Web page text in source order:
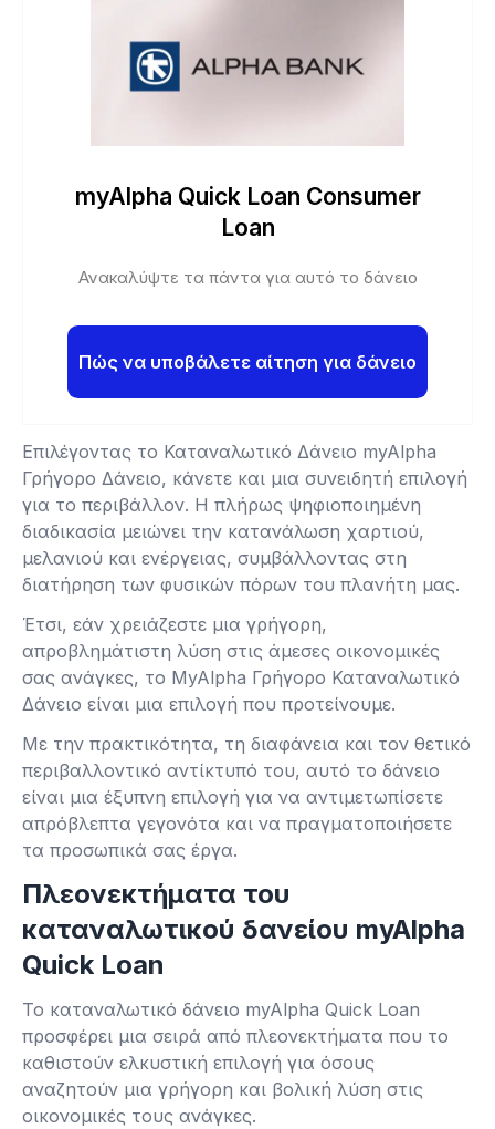
myAlpha Quick Loan Consumer
Loan
Ανακαλύψτε τα πάντα για αυτό το δάνειο
Πώς να υποβάλετε αίτηση για δάνειο
Επιλέγοντας το Καταναλωτικό Δάνειο myAlpha
Γρήγορο Δάνειο, κάνετε και μια συνειδητή επιλογή
για το περιβάλλον. Η πλήρως ψηφιοποιημένη
διαδικασία μειώνει την κατανάλωση χαρτιού,
μελανιού και ενέργειας, συμβάλλοντας στη
διατήρηση των φυσικών πόρων του πλανήτη μας.
Έτσι, εάν χρειάζεστε μια γρήγορη,
απροβλημάτιστη λύση στις άμεσες οικονομικές
σας ανάγκες, το MyAlpha Γρήγορο Καταναλωτικό
Δάνειο είναι μια επιλογή που προτείνουμε.
Με την πρακτικότητα, τη διαφάνεια και τον θετικό
περιβαλλοντικό αντίκτυπό του, αυτό το δάνειο
είναι μια έξυπνη επιλογή για να αντιμετωπίσετε
απρόβλεπτα γεγονότα και να πραγματοποιήσετε
τα προσωπικά σας έργα.
Πλεονεκτήματα του
καταναλωτικού δανείου myAlpha
Quick Loan
Το καταναλωτικό δάνειο myAlpha Quick Loan
προσφέρει μια σειρά από πλεονεκτήματα που το
καθιστούν ελκυστική επιλογή για όσους
αναζητούν μια γρήγορη και βολική λύση στις
οικονομικές τους ανάγκες.